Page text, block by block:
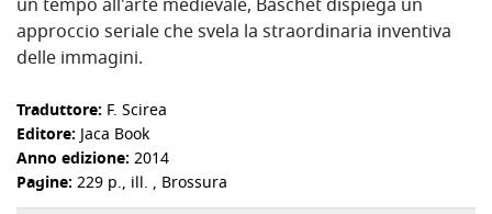
un tempo all'arte medievale, Baschet dispiega un
approccio seriale che svela la straordinaria inventiva
delle immagini.
Traduttore: F. Scirea
Editore: Jaca Book
Anno edizione: 2014
Pagine: 229 p., ill. , Brossura